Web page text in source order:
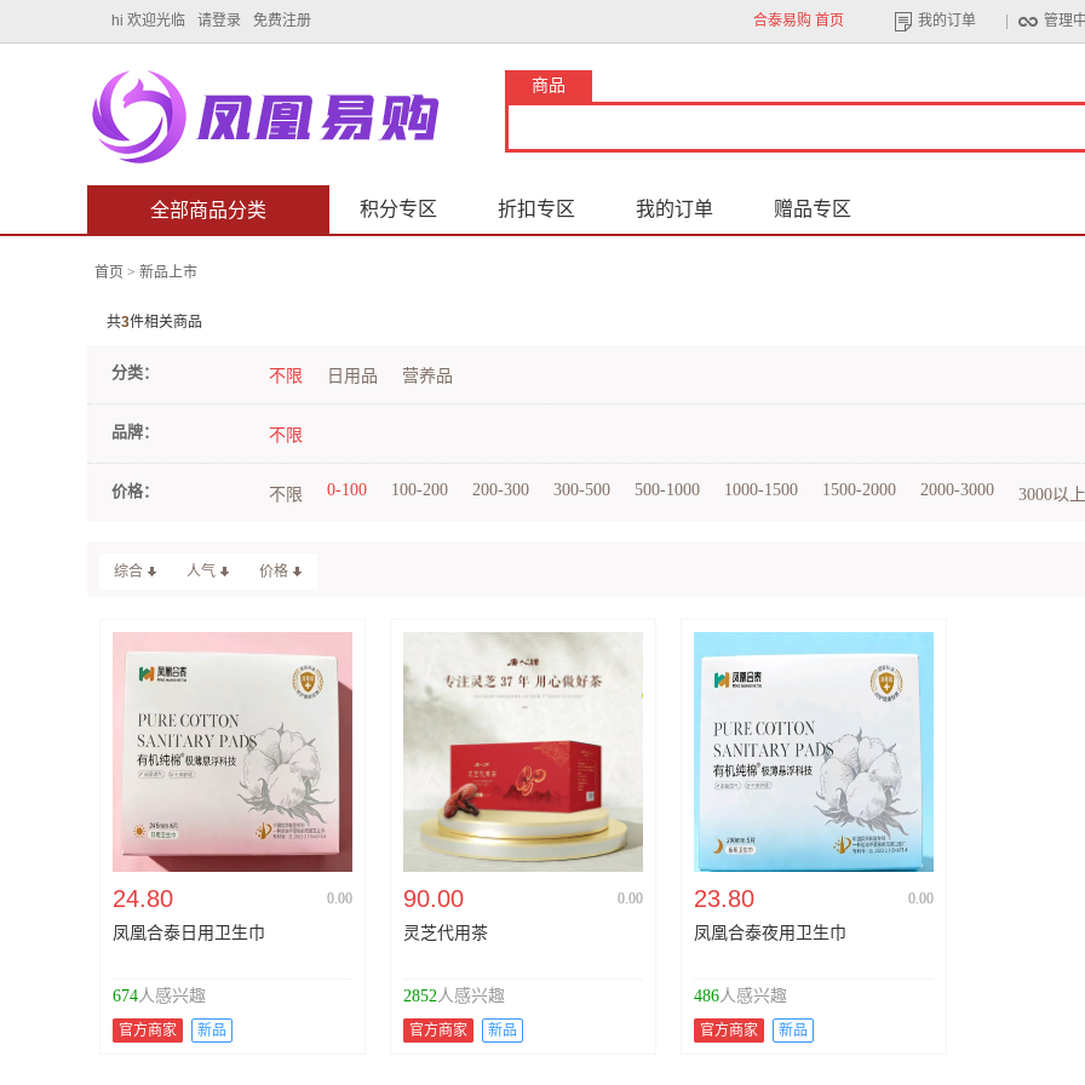
hi 欢迎光临 请登录 免费注册 合泰易购 首页 我的订单 管理
商品
全部商品分类 积分专区 折扣专区 我的订单 赠品专区
首页 > 新品上市
共3件相关商品
分类： 不限 日用品 营养品
品牌： 不限
价格： 不限 0-100 100-200 200-300 300-500 500-1000 1000-1500 1500-2000 2000-3000 3000以上
综合 人气 价格
24.80 0.00
凤凰合泰日用卫生巾
674人感兴趣
官方商家 新品
90.00 0.00
灵芝代用茶
2852人感兴趣
官方商家 新品
23.80 0.00
凤凰合泰夜用卫生巾
486人感兴趣
官方商家 新品